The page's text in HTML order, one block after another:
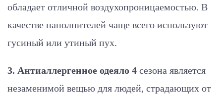
обладает отличной воздухопроницаемостью. В
качестве наполнителей чаще всего используют
гусиный или утиный пух.
3. Антиаллергенное одеяло 4 сезона является
незаменимой вещью для людей, страдающих от